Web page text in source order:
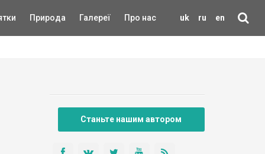
uk ru en
Природа Галереї Про нас
Станьте нашим автором